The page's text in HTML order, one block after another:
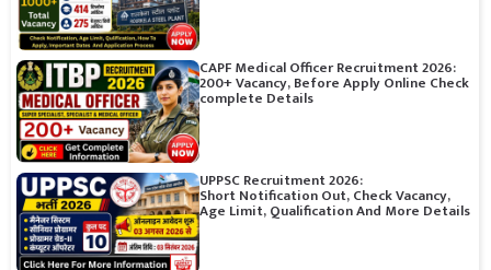
CAPF Medical Officer Recruitment 2026:
200+ Vacancy, Before Apply Online Check
complete Details
UPPSC Recruitment 2026:
Short Notification Out, Check Vacancy,
Age Limit, Qualification And More Details